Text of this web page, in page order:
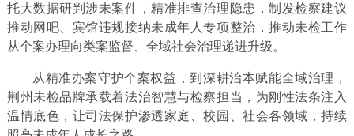
托大数据研判涉未案件，精准排查治理隐患，制发检察建议
推动网吧、宾馆违规接纳未成年人专项整治，推动未检工作
从个案办理向类案监督、全域社会治理递进升级。
从精准办案守护个案权益，到深耕治本赋能全域治理，
荆州未检品牌承载着法治智慧与检察担当，为刚性法条注入
温情底色，让司法保护渗透家庭、校园、社会各领域，持续